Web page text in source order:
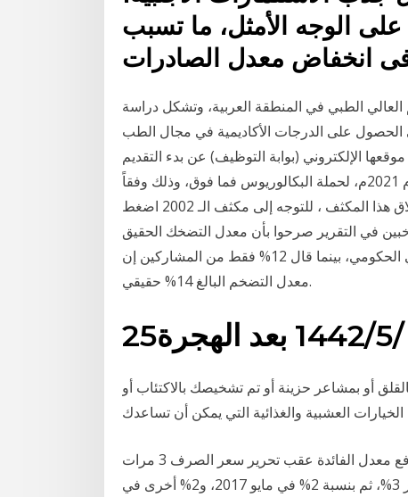
على الوجه الأمثل، ما تسبب
انخفاض معدل الصادرات
الطبي في المنطقة العربية، وتشكل دراسة
على الدرجات الأكاديمية في مجال الطب
الإلكتروني (بوابة التوظيف) عن بدء التقديم
في برنامجها التدريبي (برنامج المهنيين الشباب) لعام 2021م، لحملة البكالوريوس فما فوق، وذلك وفقاً
للشروط وطريقة التقديم الموضحة أدناه. ملاحظة : تم اغلاق هذا المكثف ، للتوجه إلى مكثف الـ 2002 اضغط
التغير وتم ملاحظة أن 80% من الناخبين في التقرير صرحوا بأن معدل التضخك الحقيق
أعلى من رقم 14% المعلن من قبل معهد الإحصاء التركي الحكومي، بينما قال 12% فقط من المشاركين إن
معدل التضخم البالغ 14% حقيقي.
25‏‏/5‏‏/1442 بعد الهجرة
أو بمشاعر حزينة أو تم تشخيصك بالاكتئاب أو
واضطر البنك المركزي المصري في نوفمبر 2016، لرفع معدل الفائدة عقب تحرير سعر الصرف 3 مرات
بنسبة 7%، المرة الأولى في بعد التعويم مباشرة بمقدار 3%، ثم بنسبة 2% في مايو 2017، و2% أخرى في